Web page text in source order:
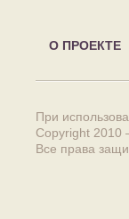
О ПРОЕКТЕ
При
Copyright 2010
Все права